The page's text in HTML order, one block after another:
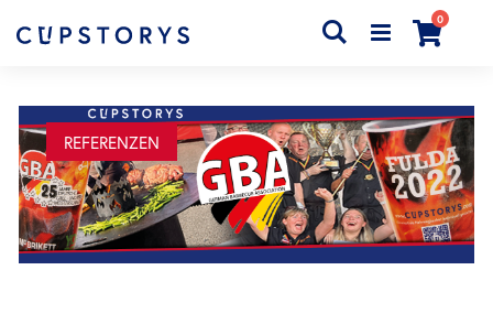
Cart
0Artikel
Search
REFERENZEN